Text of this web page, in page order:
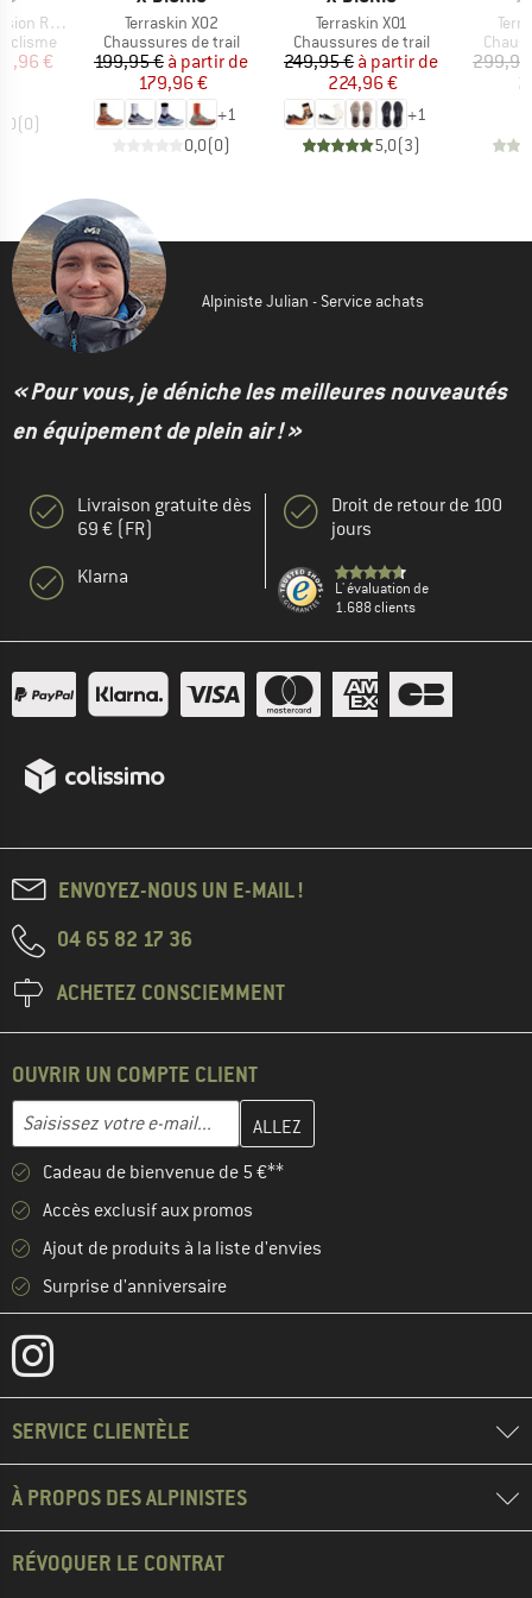
Shorts
réduit
€
(0)
Article
Terraskin X02
Product group
Chaussures de trail
Prix
199,95 € Prix réduit
à partir de
179,96 €
+1
0,0(0)
Article
Terraskin X01
Product group
Chaussures de trail
Prix
249,95 € Prix réduit
à partir de
224,96 €
+1
5,0(3)
Alpiniste Julian - Service achats
« Pour vous, je déniche les meilleures nouveautés
en équipement de plein air ! »
Livraison gratuite dès
69 € (FR)
Klarna
Droit de retour de 100
jours
L' évaluation de
1.688 clients
ENVOYEZ-NOUS UN E-MAIL !
04 65 82 17 36
ACHETEZ CONSCIEMMENT
OUVRIR UN COMPTE CLIENT
Adresse e-mail
Entrez votre adresse e-mail ici et créez votre compte client à la
Cadeau de bienvenue de 5 €**
Accès exclusif aux promos
Ajout de produits à la liste d'envies
Surprise d'anniversaire
SERVICE CLIENTÈLE
À PROPOS DES ALPINISTES
RÉVOQUER LE CONTRAT